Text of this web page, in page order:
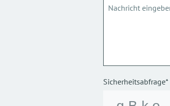
Sicherheitsabfrage*